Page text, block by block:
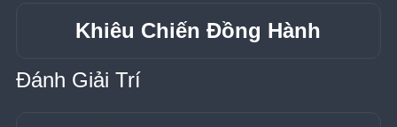
Khiêu Chiến Đồng Hành
Đánh Giải Trí